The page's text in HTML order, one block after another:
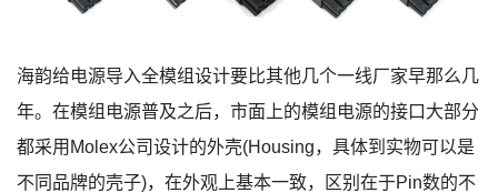
海韵给电源导入全模组设计要比其他几个一线厂家早那么几
年。在模组电源普及之后，市面上的模组电源的接口大部分
都采用Molex公司设计的外壳(Housing，具体到实物可以是
不同品牌的壳子)，在外观上基本一致，区别在于Pin数的不